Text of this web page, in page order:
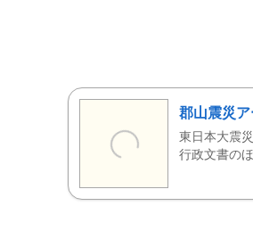
郡山震災
東日本大震
行政文書の